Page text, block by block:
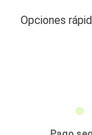
Opciones